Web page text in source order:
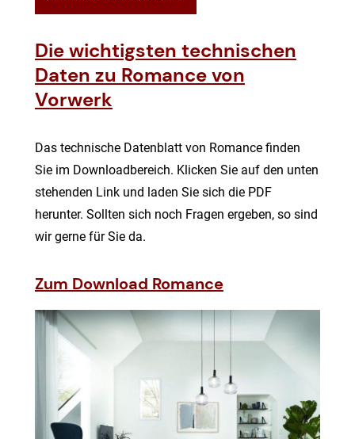
Die wichtigsten technischen
Daten zu Romance von
Vorwerk
Das technische Datenblatt von Romance finden
Sie im Downloadbereich. Klicken Sie auf den unten
stehenden Link und laden Sie sich die PDF
herunter. Sollten sich noch Fragen ergeben, so sind
wir gerne für Sie da.
Zum Download Romance